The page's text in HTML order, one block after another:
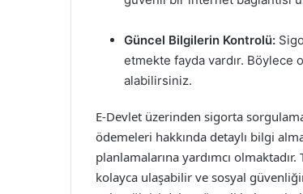
Güncel Bilgilerin Kontrolü:
etmekte fayda vardır. Böylece
alabilirsiniz.
E-Devlet üzerinden sigorta
ödemeleri hakkında detaylı bilgi
planlamalarına yardımcı
kolayca ulaşabilir ve sosyal